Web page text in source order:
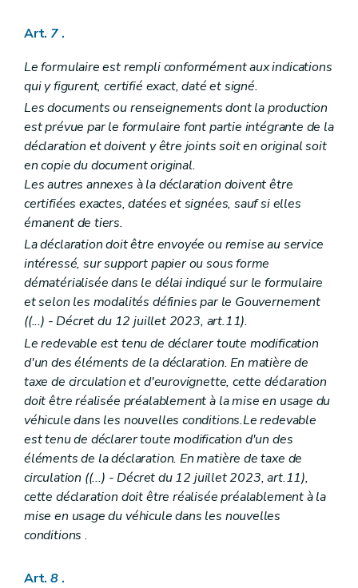
Art. 7.
Le formulaire est rempli conformément aux indications
qui y figurent, certifié exact, daté et signé.
Les documents ou renseignements dont la production
est prévue par le formulaire font partie intégrante de la
déclaration et doivent y être joints soit en original soit
en copie du document original.
Les autres annexes à la déclaration doivent être
certifiées exactes, datées et signées, sauf si elles
émanent de tiers.
La déclaration doit être envoyée ou remise au service
intéressé, sur support papier ou sous forme
dématérialisée dans le délai indiqué sur le formulaire
et selon les modalités définies par le Gouvernement
((...) - Décret du 12 juillet 2023, art.11).
Le redevable est tenu de déclarer toute modification
d'un des éléments de la déclaration. En matière de
taxe de circulation et d'eurovignette, cette déclaration
doit être réalisée préalablement à la mise en usage du
véhicule dans les nouvelles conditions.Le redevable
est tenu de déclarer toute modification d'un des
éléments de la déclaration. En matière de taxe de
circulation ((...) - Décret du 12 juillet 2023, art.11),
cette déclaration doit être réalisée préalablement à la
mise en usage du véhicule dans les nouvelles
conditions .
Art.8.